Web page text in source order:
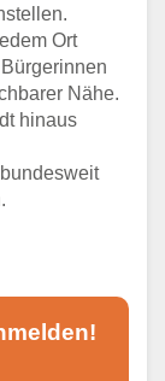
Ort
Nähe.
hinaus